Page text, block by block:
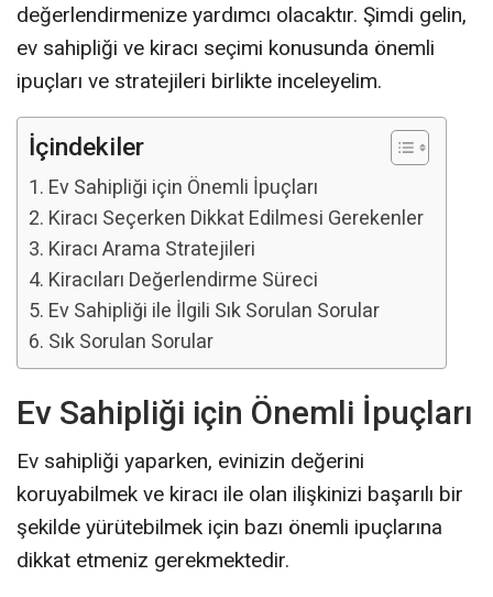
değerlendirmenize yardımcı olacaktır. Şimdi gelin,
ev sahipliği ve kiracı seçimi konusunda önemli
ipuçları ve stratejileri birlikte inceleyelim.
İçindekiler
Ev Sahipliği için Önemli İpuçları
Kiracı Seçerken Dikkat Edilmesi Gerekenler
Kiracı Arama Stratejileri
Kiracıları Değerlendirme Süreci
Ev Sahipliği ile İlgili Sık Sorulan Sorular
Sık Sorulan Sorular
Ev Sahipliği için Önemli İpuçları
Ev sahipliği yaparken, evinizin değerini
koruyabilmek ve kiracı ile olan ilişkinizi başarılı bir
şekilde yürütebilmek için bazı önemli ipuçlarına
dikkat etmeniz gerekmektedir.